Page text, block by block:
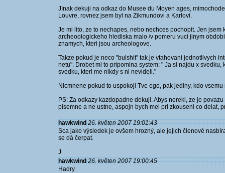
JInak dekuji na odkaz do Musee du Moyen ages,
Louvre, rovnez jsem byl na Zikmundovi a Karlovi.
Je mi lito, ze to nechapes, nebo nechces pochopit. Jen jsem
archeoologickeho hlediska malo /v pomeru vuci jinym
znamych, kteri jsou archeologove.
Takze pokud je neco "bulshit" tak je vtahovani jednotlivych
netu". Drobet mi to pripomina system: " Ja si najdu x
svedku, kteri me nikdy s ni nevideli."
Nicmnene pokud to uspokoji Tve ego, pak jediny, kdo
PS: Za odkazy kazdopadne dekuji. Abys nerekl, ze je
pisemne a ne ustne, aspojn bych mel pri zkouseni co delat,
hawkwind 26. květen 2007 19:01:43
Sca jako výsledek je ovšem hrozný, ale jejich členové
se dá čerpat.
J
hawkwind 26. květen 2007 19:00:45
Hadry